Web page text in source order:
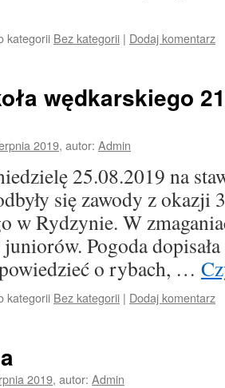
kategorii Bez kategorii | Dodaj komentarz
wędkarskiego
2019, autor: Admin
25.08.2019 na
się zawody z okazji
w Rydzynie. W
Pogoda
o rybach, …
kategorii Bez kategorii | Dodaj komentarz
2019, autor: Admin